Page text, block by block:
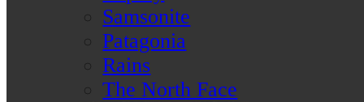
Samsonite
Patagonia
Rains
The North Face